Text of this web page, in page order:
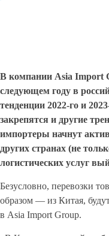
В компании Asia Import
следующем году в
тенденции 2022-го и
закрепятся и другие
импортеры начнут
других странах (не
логистических услуг
Безусловно, перевозки
образом — из Китая,
в Asia Import Group.